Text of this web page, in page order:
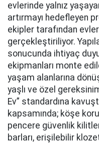
evlerinde yalnız
artırmayı hedefleyen
ekipler tarafından
gerçekleştiriliyor.
sonucunda ihtiyaç
ekipmanları monte
yaşam alanlarına
yaşlı ve özel
Ev” standardına
kapsamında; köşe
pencere güvenlik
barları, erişilebilir